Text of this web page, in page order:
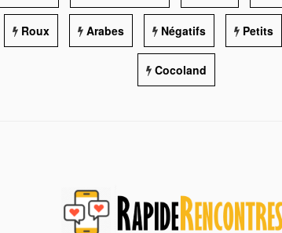
Roux Arabes Négatifs Petits
Cocoland